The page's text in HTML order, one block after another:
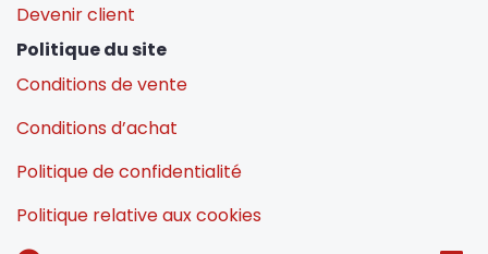
Devenir client
Politique du site
Conditions de vente
Conditions d’achat
Politique de confidentialité
Politique relative aux cookies